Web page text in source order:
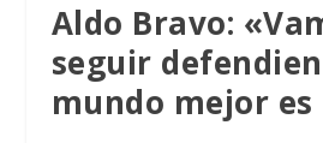
Aldo Bravo:
seguir
mundo mejor